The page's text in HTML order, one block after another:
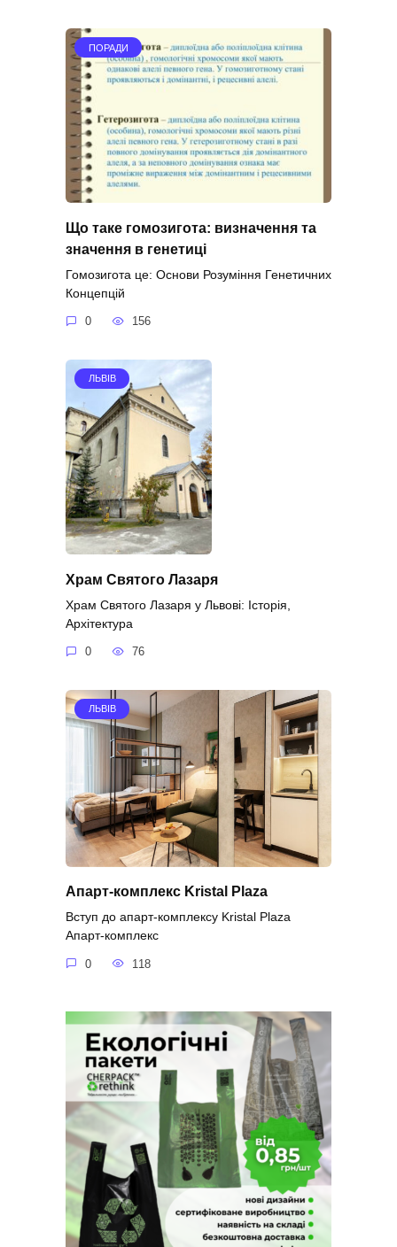
ПОРАДИ
Що таке гомозигота: визначення та
значення в генетиці
Гомозигота це: Основи Розуміння Генетичних
Концепцій
0 156
ЛЬВІВ
Храм Святого Лазаря
Храм Святого Лазаря у Львові: Історія,
Архітектура
0 76
ЛЬВІВ
Апарт-комплекс Kristal Plaza
Вступ до апарт-комплексу Kristal Plaza
Апарт-комплекс
0 118